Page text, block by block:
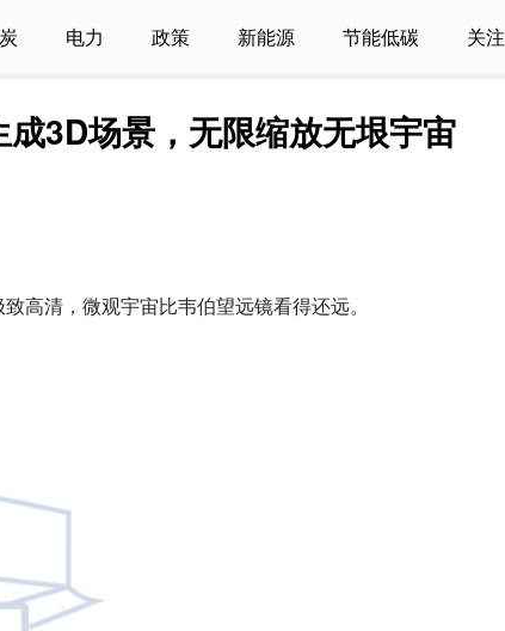
电力 政策 新能源 节能低碳 关注
3D场景，无限缩放无垠宇宙
高清，微观宇宙比韦伯望远镜看得还远。